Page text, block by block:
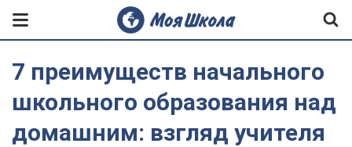
7 преимуществ начального
школьного образования над
домашним: взгляд учителя